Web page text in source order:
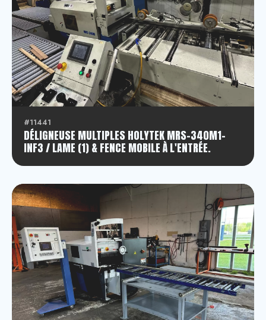
#11441
DÉLIGNEUSE MULTIPLES HOLYTEK MRS-340M1-
INF3 / LAME (1) & FENCE MOBILE À L'ENTRÉE.